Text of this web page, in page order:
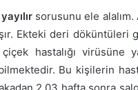
sorusunu ele
Ekteki deri döküntüleri
hastalığı virüsüne
Bu kişilerin